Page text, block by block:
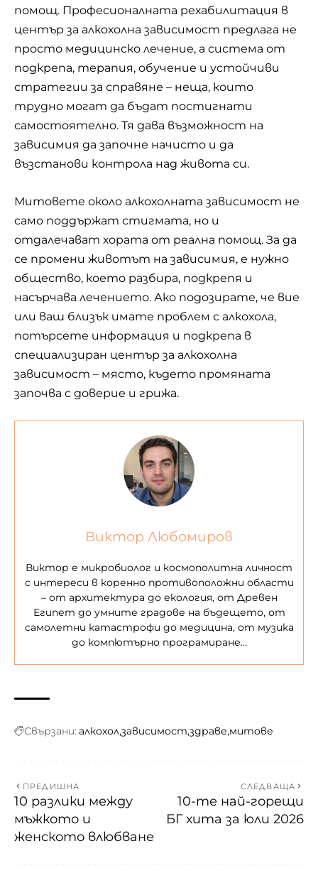
помощ. Професионалната рехабилитация в
център за алкохолна зависимост предлага не
просто медицинско лечение, а система от
подкрепа, терапия, обучение и устойчиви
стратегии за справяне – неща, които
трудно могат да бъдат постигнати
самостоятелно. Тя дава възможност на
зависимия да започне начисто и да
възстанови контрола над живота си.
Митовете около алкохолната зависимост не
само поддържат стигмата, но и
отдалечават хората от реална помощ. За да
се промени животът на зависимия, е нужно
общество, което разбира, подкрепя и
насърчава лечението. Ако подозирате, че вие
или ваш близък имате проблем с алкохола,
потърсете информация и подкрепа в
специализиран център за алкохолна
зависимост – място, където промяната
започва с доверие и грижа.
Виктор Любомиров
Виктор е микробиолог и космополитна личност
с интереси в коренно противоположни области
– от архитектура до екология, от Древен
Египет до умните градове на бъдещето, от
самолетни катастрофи до медицина, от музика
до компютърно програмиране…
Свързани: алкохолзависимост здраве митове
ПРЕДИШНА
10 разлики между
мъжкото и
женското влюбване
СЛЕДВАЩА
10-те най-горещи
БГ хита за юли 2026